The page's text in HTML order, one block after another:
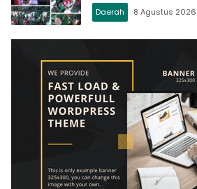
Daerah 8 Agustus 2026